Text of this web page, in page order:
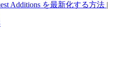
Additions を最新化する方法 |